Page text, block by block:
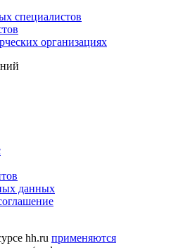
специалистов
организациях
данных
hh.ru применяются